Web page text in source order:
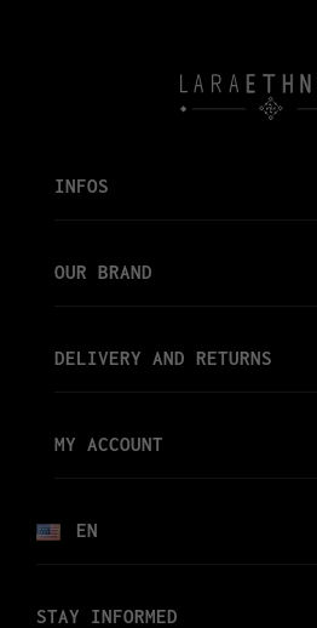
INFOS
OUR BRAND
DELIVERY AND RETURNS
MY ACCOUNT
EN
STAY INFORMED